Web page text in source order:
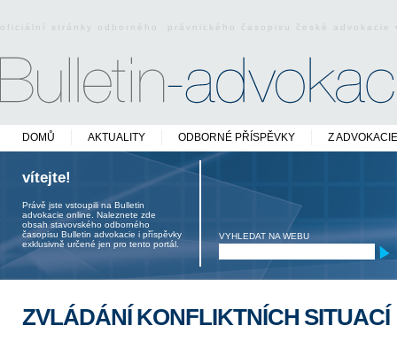
oficiální stránky odborného právnického časopisu české
DOMŮ AKTUALITY ODBORNÉ PŘÍSPĚVKY Z ADVOKACIE
vítejte!
Právě jste vstoupili na Bulletin
advokacie online. Naleznete zde
obsah stavovského odborného
časopisu Bulletin advokacie i příspěvky
exklusivně určené jen pro tento portál.
VYHLEDAT NA WEBU
ZVLÁDÁNÍ KONFLIKTNÍCH SITUACÍ